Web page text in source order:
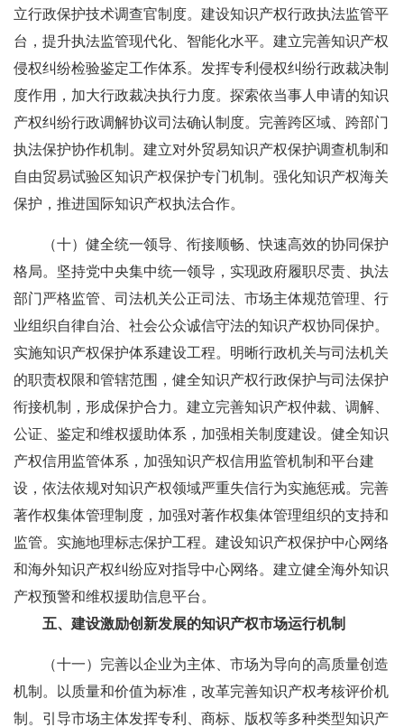
立行政保护技术调查官制度。建设知识产权行政执法监管平
台，提升执法监管现代化、智能化水平。建立完善知识产权
侵权纠纷检验鉴定工作体系。发挥专利侵权纠纷行政裁决制
度作用，加大行政裁决执行力度。探索依当事人申请的知识
产权纠纷行政调解协议司法确认制度。完善跨区域、跨部门
执法保护协作机制。建立对外贸易知识产权保护调查机制和
自由贸易试验区知识产权保护专门机制。强化知识产权海关
保护，推进国际知识产权执法合作。
（十）健全统一领导、衔接顺畅、快速高效的协同保护
格局。坚持党中央集中统一领导，实现政府履职尽责、执法
部门严格监管、司法机关公正司法、市场主体规范管理、行
业组织自律自治、社会公众诚信守法的知识产权协同保护。
实施知识产权保护体系建设工程。明晰行政机关与司法机关
的职责权限和管辖范围，健全知识产权行政保护与司法保护
衔接机制，形成保护合力。建立完善知识产权仲裁、调解、
公证、鉴定和维权援助体系，加强相关制度建设。健全知识
产权信用监管体系，加强知识产权信用监管机制和平台建
设，依法依规对知识产权领域严重失信行为实施惩戒。完善
著作权集体管理制度，加强对著作权集体管理组织的支持和
监管。实施地理标志保护工程。建设知识产权保护中心网络
和海外知识产权纠纷应对指导中心网络。建立健全海外知识
产权预警和维权援助信息平台。
五、建设激励创新发展的知识产权市场运行机制
（十一）完善以企业为主体、市场为导向的高质量创造
机制。以质量和价值为标准，改革完善知识产权考核评价机
制。引导市场主体发挥专利、商标、版权等多种类型知识产